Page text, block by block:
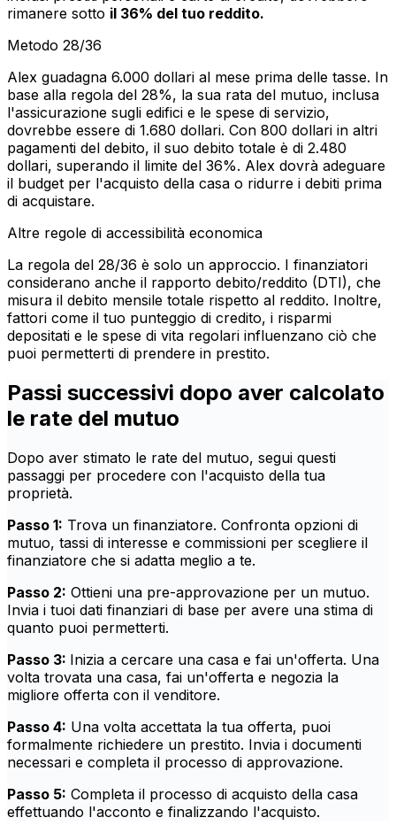
rimanere sotto il 36% del tuo reddito.
Metodo 28/36
Alex guadagna 6.000 dollari al mese prima delle tasse. In
base alla regola del 28%, la sua rata del mutuo, inclusa
l'assicurazione sugli edifici e le spese di servizio,
dovrebbe essere di 1.680 dollari. Con 800 dollari in altri
pagamenti del debito, il suo debito totale è di 2.480
dollari, superando il limite del 36%. Alex dovrà adeguare
il budget per l'acquisto della casa o ridurre i debiti prima
di acquistare.
Altre regole di accessibilità economica
La regola del 28/36 è solo un approccio. I finanziatori
considerano anche il rapporto debito/reddito (DTI), che
misura il debito mensile totale rispetto al reddito. Inoltre,
fattori come il tuo punteggio di credito, i risparmi
depositati e le spese di vita regolari influenzano ciò che
puoi permetterti di prendere in prestito.
Passi successivi dopo aver calcolato
le rate del mutuo
Dopo aver stimato le rate del mutuo, segui questi
passaggi per procedere con l'acquisto della tua
proprietà.
Passo 1: Trova un finanziatore. Confronta opzioni di
mutuo, tassi di interesse e commissioni per scegliere il
finanziatore che si adatta meglio a te.
Passo 2: Ottieni una pre-approvazione per un mutuo.
Invia i tuoi dati finanziari di base per avere una stima di
quanto puoi permetterti.
Passo 3: Inizia a cercare una casa e fai un'offerta. Una
volta trovata una casa, fai un'offerta e negozia la
migliore offerta con il venditore.
Passo 4: Una volta accettata la tua offerta, puoi
formalmente richiedere un prestito. Invia i documenti
necessari e completa il processo di approvazione.
Passo 5: Completa il processo di acquisto della casa
effettuando l'acconto e finalizzando l'acquisto.